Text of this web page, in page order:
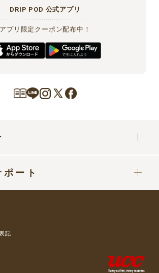
DRIP POD 公式アプリ
アプリ限定クーポン配布中！
ート
記